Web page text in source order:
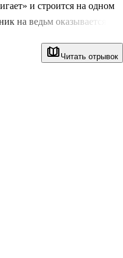
Читать отрывок
и строится на одном
на ведьм оказывается
дистанции
борьба за выживание